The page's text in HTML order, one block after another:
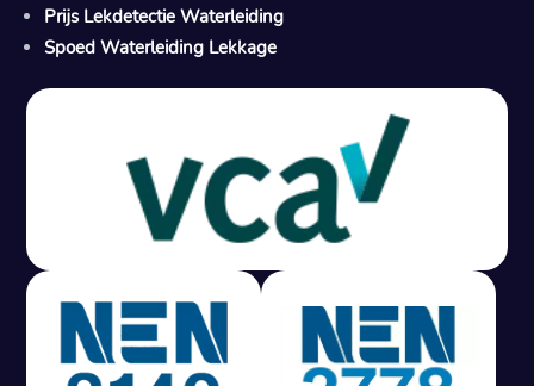
M
Gratis offerte in 24 uur
Geen lekkage? Geen betaling.
Vast tarief van € 395,- exc btw.
Rapport binnen 3 werkdagen.
Prijs Lekdetectie Waterleiding
Spoed Waterleiding Lekkage